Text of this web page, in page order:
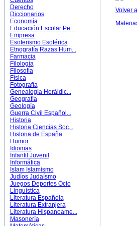
Derecho
Diccionarios
Economía
Educación Escolar Pe...
Empresa
Esoterismo Esotérica
Etnografía Razas Hum...
Farmacia
Filología
Filosofía
Física
Fotografía
Genealogía Heráldic...
Geografía
Geología
Guerra Civil Español...
Historia
Historia Ciencias Soc...
Historia de España
Humor
Idiomas
Infantil Juvenil
Informática
Islam Islamismo
Judíos Judaísmo
Juegos Deportes Ocio
Linguística
Literatura Española
Literatura Extranjera
Literatura Hispanoame...
Masonería
Volver